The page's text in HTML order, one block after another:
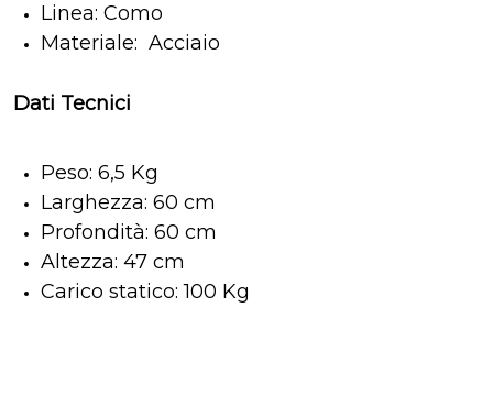
Linea: Como
Materiale: Acciaio
Dati Tecnici
Peso: 6,5 Kg
Larghezza: 60 cm
Profondità: 60 cm
Altezza: 47 cm
Carico statico: 100 Kg